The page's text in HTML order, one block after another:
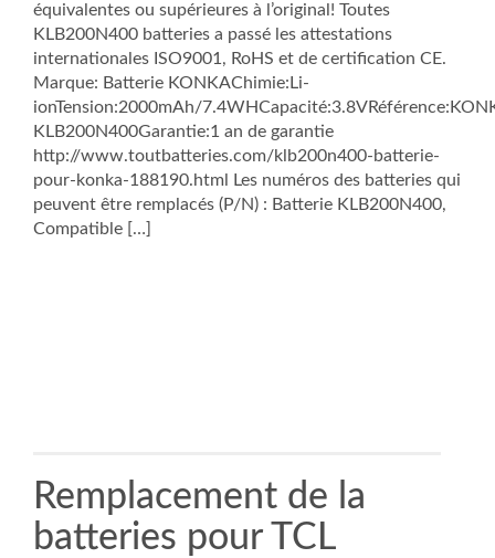
équivalentes ou supérieures à l’original! Toutes
KLB200N400 batteries a passé les attestations
internationales ISO9001, RoHS et de certification CE.
Marque: Batterie KONKAChimie:Li-
ionTension:2000mAh/
KLB200N400Garantie:1 an de garantie
http://www.toutbatteries.com/klb200n400-batterie-
pour-konka-188190.html Les numéros des batteries qui
peuvent être remplacés (P/N) : Batterie KLB200N400,
Compatible […]
Remplacement de la
batteries pour TCL